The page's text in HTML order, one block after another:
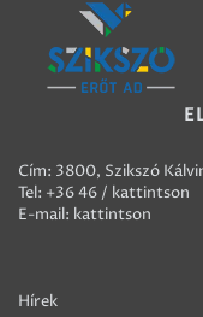
Cím: 3800, Szikszó
Tel: +36 46 / kattintson
E-mail: kattintson
Hírek